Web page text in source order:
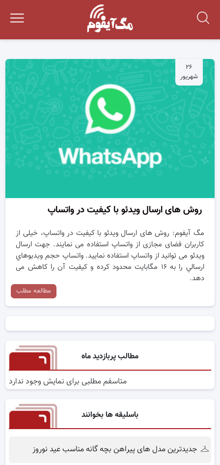
۲۶
شهریور
روش های ارسال ویدئو با کیفیت در واتساپ
مگ آیفوم: روش های ارسال ویدئو با کیفیت در واتساپ، خیلی از
کاربران فضای مجازی از واتساپ استفاده می نمایند. جهت ارسال
ویدئو می توانید از واتساپ استفاده نمایید. واتساپ حجم ويديوهاي
ارسالي را به ۱۶ مگابايت محدود کرده و کیفیت آن را کاهش می
دهد.
مطالعه مطلب
مطالب پربازدید ماه
متاسفم مطلبی برای نمایش وجود ندارد
باسلیقه ها بخوانند
جدیدترین مدل های پیراهن بچه گانه مناسب عید نوروز